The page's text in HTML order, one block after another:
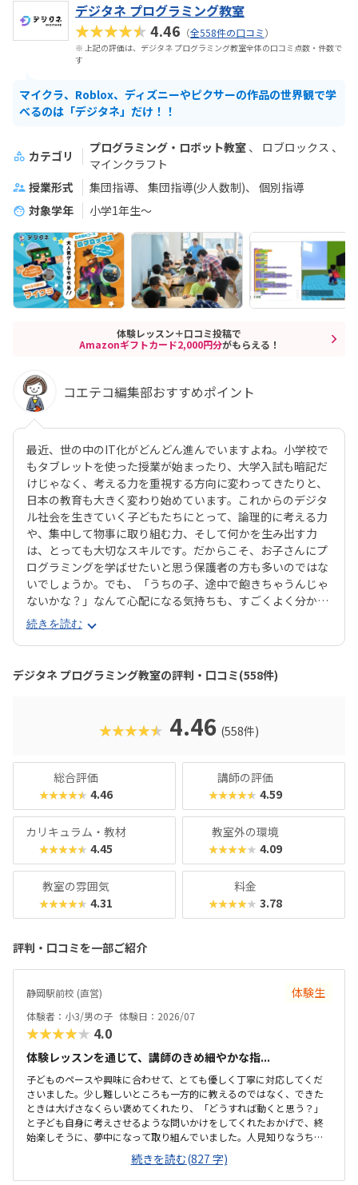
デジタネ プログラミング教室
★★★★★4.46 （全558件の口コミ）
※ 上記の評価は、デジタネ プログラミング教室全体の口コミ点数・件数で
す
マイクラ、Roblox、ディズニーやピクサーの作品の世界観で学
べるのは「デジタネ」だけ！！
カテゴリ
プログラミング・ロボット教室
ロブロックス
マインクラフト
授業形式
集団指導 集団指導(少人数制)
個別指導
対象学年
小学1年生～
体験レッスン＋口コミ投稿で
Amazonギフトカード2,000円分がもらえる！
コエテコ編集部おすすめポイント
最近、世の中のIT化がどんどん進んでいますよね。小学校で
もタブレットを使った授業が始まったり、大学入試も暗記だ
けじゃなく、考える力を重視する方向に変わってきたりと、
日本の教育も大きく変わり始めています。これからのデジタ
ル社会を生きていく子どもたちにとって、論理的に考える力
や、集中して物事に取り組む力、そして何かを生み出す力
は、とっても大切なスキルです。だからこそ、お子さんにプ
ログラミングを学ばせたいと思う保護者の方も多いのではな
いでしょうか。でも、「うちの子、途中で飽きちゃうんじゃ
ないかな？」なんて心配になる気持ちも、すごくよく分かり
ます。そんな方にぜひおすすめしたいのが、デジタネプログ
ラミング教室なんです。デジタネには、子どもたちが夢中に
なって取り組める工夫がたくさんあります。特にお子様たち
に大人気のマインクラフトやロブロックスなどを活用するこ
とで、ゲーム感覚で楽しみながら、自然とプログラミング的
学びを通して、子どもたちは未来を生き抜くための土台をし
っかりと築くことができます。ここでは、デジタネプログラ
やすくご紹介していきますね。
続きを読む
デジタネ プログラミング教室の評判・口コミ(558件)
★★★★★ 4.46 (558件)
総合評価
★★★★★ 4.46
講師の評価
★★★★★ 4.59
カリキュラム・教材
★★★★★ 4.45
教室外の環境
★★★★★ 4.09
教室の雰囲気
★★★★★ 4.31
料金
★★★★★ 3.78
評判・口コミを一部ご紹介
静岡駅前校 (直営) 体験生
体験者：小3/男の子 体験日：2026/07
★★★★★ 4.0
体験レッスンを通じて、講師のきめ細やかな指...
子どものペースや興味に合わせて、とても優しく丁寧に対応してくだ
さいました。少し難しいところも一方的に教えるのではなく、できた
ときは大げさなくらい褒めてくれたり、「どうすれば動くと思う？」
と子ども自身に考えさせるような問いかけをしてくれたおかげで、終
始楽しそうに、夢中になって取り組んでいました。人見知りなうちの
子もすぐに緊張がほぐれ、安心して楽しく学べたと感じています。子
どもが大好きなロブロックスの世界を舞台にしているため、最初から
最後まで高いモチベーションで取り組めていました。ただ遊ぶだけで
続きを読む(827 字)